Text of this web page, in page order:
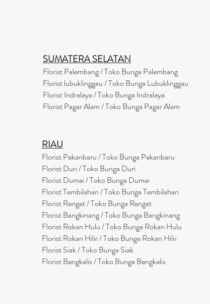
SUMATERA SELATAN
Florist Palembang / Toko Bunga Palembang
Florist lubuklinggau / Toko Bunga Lubuklinggau
Florist Indralaya / Toko Bunga Indralaya
Florist Pagar Alam / Toko Bunga Pagar Alam
RIAU
Florist Pekanbaru / Toko Bunga Pekanbaru
Florist Duri / Toko Bunga Duri
Florist Dumai / Toko Bunga Dumai
Florist Tembilahan / Toko Bunga Tembilahan
Florist Rengat / Toko Bunga Rengat
Florist Bangkinang / Toko Bunga Bangkinang
Florist Rokan Hulu / Toko Bunga Rokan Hulu
Florist Rokan Hilir / Toko Bunga Rokan Hilir
Florist Siak / Toko Bunga Siak
Florist Bengkalis / Toko Bunga Bengkalis